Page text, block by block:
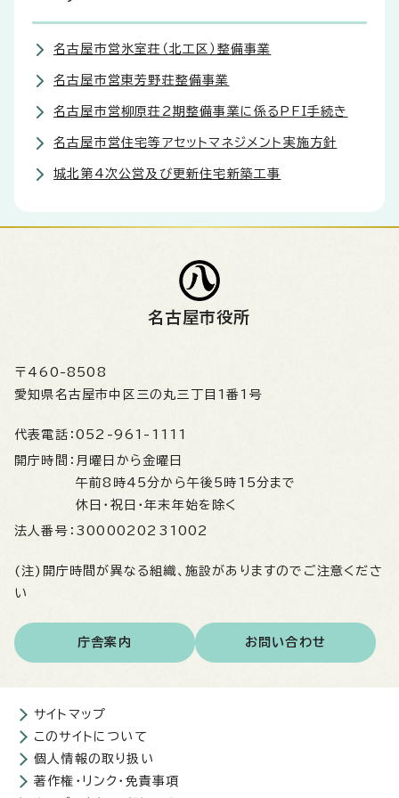
名古屋市営氷室荘（北工区）整備事業
名古屋市営東芳野荘整備事業
名古屋市営柳原荘2期整備事業に係るPFI手続き
名古屋市営住宅等アセットマネジメント実施方針
城北第4次公営及び更新住宅新築工事
名古屋市役所
〒460-8508
愛知県名古屋市中区三の丸三丁目1番1号
代表電話： 052-961-1111
開庁時間： 月曜日から金曜日
午前8時45分から午後5時15分まで
休日・祝日・年末年始を除く
法人番号： 3000020231002
(注)開庁時間が異なる組織、施設がありますのでご注意くださ
い
庁舎案内 お問い合わせ
サイトマップ
このサイトについて
個人情報の取り扱い
著作権・リンク・免責事項